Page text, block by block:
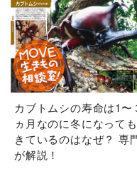
カブトムシの寿命は1〜
ヵ月なのに冬になって
きているのはなぜ？ 専
が解説！